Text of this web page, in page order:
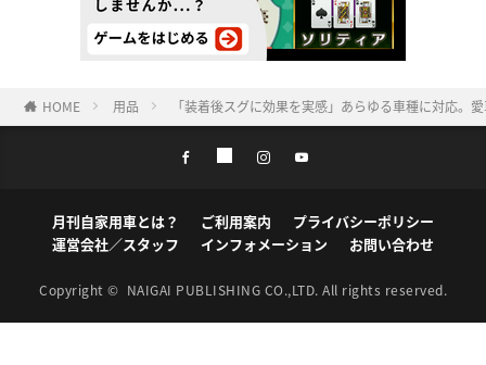
HOME 用品 「装着後スグに効果を実感」あらゆる車種に対応。
月刊自家用車とは？ ご利用案内
プライバシーポリシー
運営会社／スタッフ
インフォメーション お問い合わせ
Copyright © NAIGAI PUBLISHING CO.,LTD. All rights reserved.